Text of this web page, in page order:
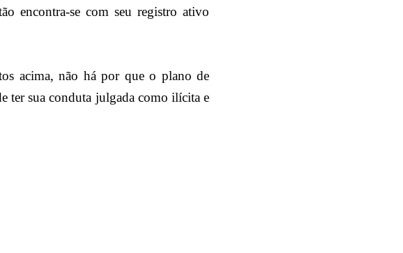
encontra-se com seu registro ativo
acima, não há por que o plano de
ter sua conduta julgada como ilícita e